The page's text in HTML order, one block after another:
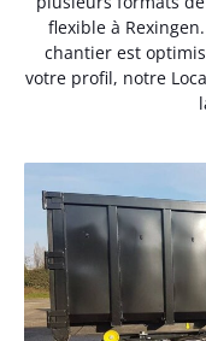
flexible à
chantier est
votre profil, notre